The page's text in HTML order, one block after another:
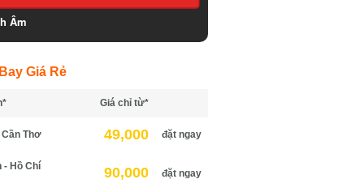
Âm
Giá Rẻ
Giá chỉ từ*
Thơ 49,000 đặt ngay
Hồ Chí
90,000 đặt ngay